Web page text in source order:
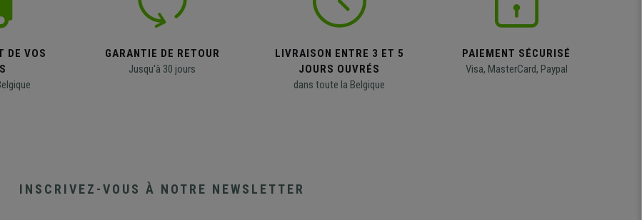
DE VOS
GARANTIE DE RETOUR
Jusqu'à 30 jours
LIVRAISON ENTRE 3 ET 5
JOURS OUVRÉS
dans toute la Belgique
PAIEMENT SÉCURISÉ
Visa, MasterCard, Paypal
INSCRIVEZ-VOUS À NOTRE NEWSLETTER